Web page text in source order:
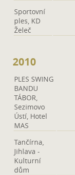
Sportovní
ples, KD
Želeč
2010
PLES SWING
BANDU
TÁBOR,
Sezimovo
Ústí, Hotel
MAS
Tančírna,
Jihlava -
Kulturní
dům